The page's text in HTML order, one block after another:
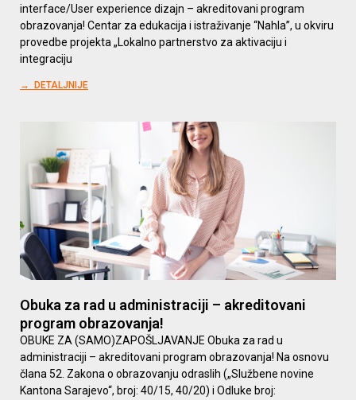
interface/User experience dizajn – akreditovani program
obrazovanja! Centar za edukacija i istraživanje “Nahla”, u okviru
provedbe projekta „Lokalno partnerstvo za aktivaciju i
integraciju
→ DETALJNIJE
Obuka za rad u administraciji – akreditovani
program obrazovanja!
OBUKE ZA (SAMO)ZAPOŠLJAVANJE Obuka za rad u
administraciji – akreditovani program obrazovanja! Na osnovu
člana 52. Zakona o obrazovanju odraslih („Službene novine
Kantona Sarajevo“, broj: 40/15, 40/20) i Odluke broj: